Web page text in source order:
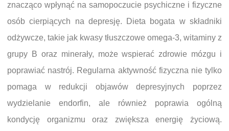
znacząco wpłynąć na samopoczucie psychiczne i fizyczne
osób cierpiących na depresję. Dieta bogata w składniki
odżywcze, takie jak kwasy tłuszczowe omega-3, witaminy z
grupy B oraz minerały, może wspierać zdrowie mózgu i
poprawiać nastrój. Regularna aktywność fizyczna nie tylko
pomaga w redukcji objawów depresyjnych poprzez
wydzielanie endorfin, ale również poprawia ogólną
kondycję organizmu oraz zwiększa energię życiową.